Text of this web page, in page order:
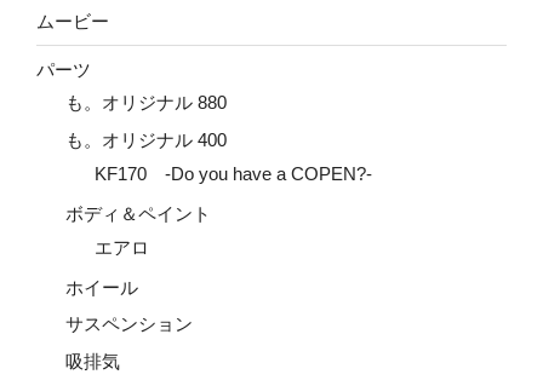
ムービー
パーツ
も。オリジナル 880
も。オリジナル 400
KF170 -Do you have a COPEN?-
ボディ＆ペイント
エアロ
ホイール
サスペンション
吸排気